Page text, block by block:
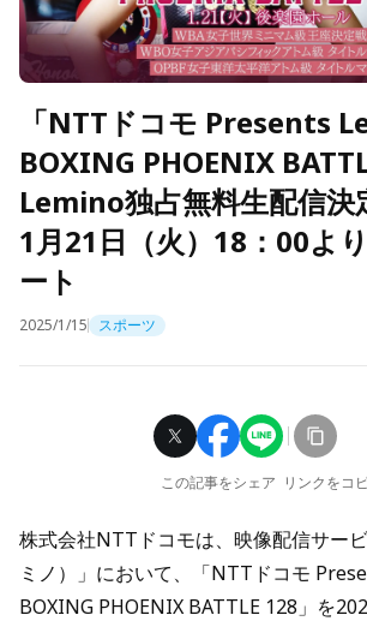
「NTTドコモ Presents
BOXING PHOENIX
Lemino独占無料生配信決
1月21日（火）18：00よ
ート
2025/1/15 スポーツ
この記事をシェア リンクをコ
株式会社NTTドコモは、映像配信サー
ミノ）」において、「NTTドコモ
BOXING PHOENIX BATTLE 128」を